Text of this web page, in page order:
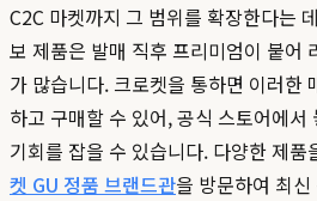
C2C 마켓까지 그 범위를 확장한다는
보 제품은 발매 직후 프리미엄이 붙어
가 많습니다. 크로켓을 통하면 이러한
하고 구매할 수 있어, 공식 스토어에서
기회를 잡을 수 있습니다. 다양한 제품
켓 GU 정품 브랜드관을 방문하여 최